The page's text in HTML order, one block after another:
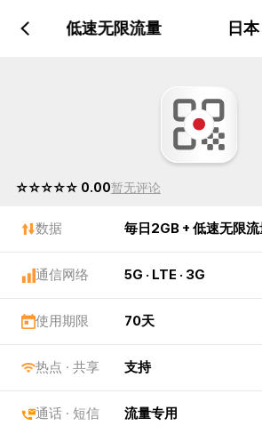
2GB + 低速无限流量 日
☆☆☆☆☆ 0.00暂无评论
数据 毎日2GB + 低速无限流
通信网络 5G · LTE · 3G
使用期限 70天
热点 · 共享 支持
通话 · 短信 流量专用